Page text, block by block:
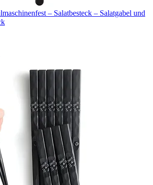
– Salatbesteck – Salatgabel und